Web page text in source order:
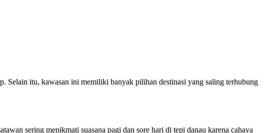
Selain itu, kawasan ini memiliki banyak pilihan destinasi yang saling terhubung
sering menikmati suasana pagi dan sore hari di tepi danau karena cahaya